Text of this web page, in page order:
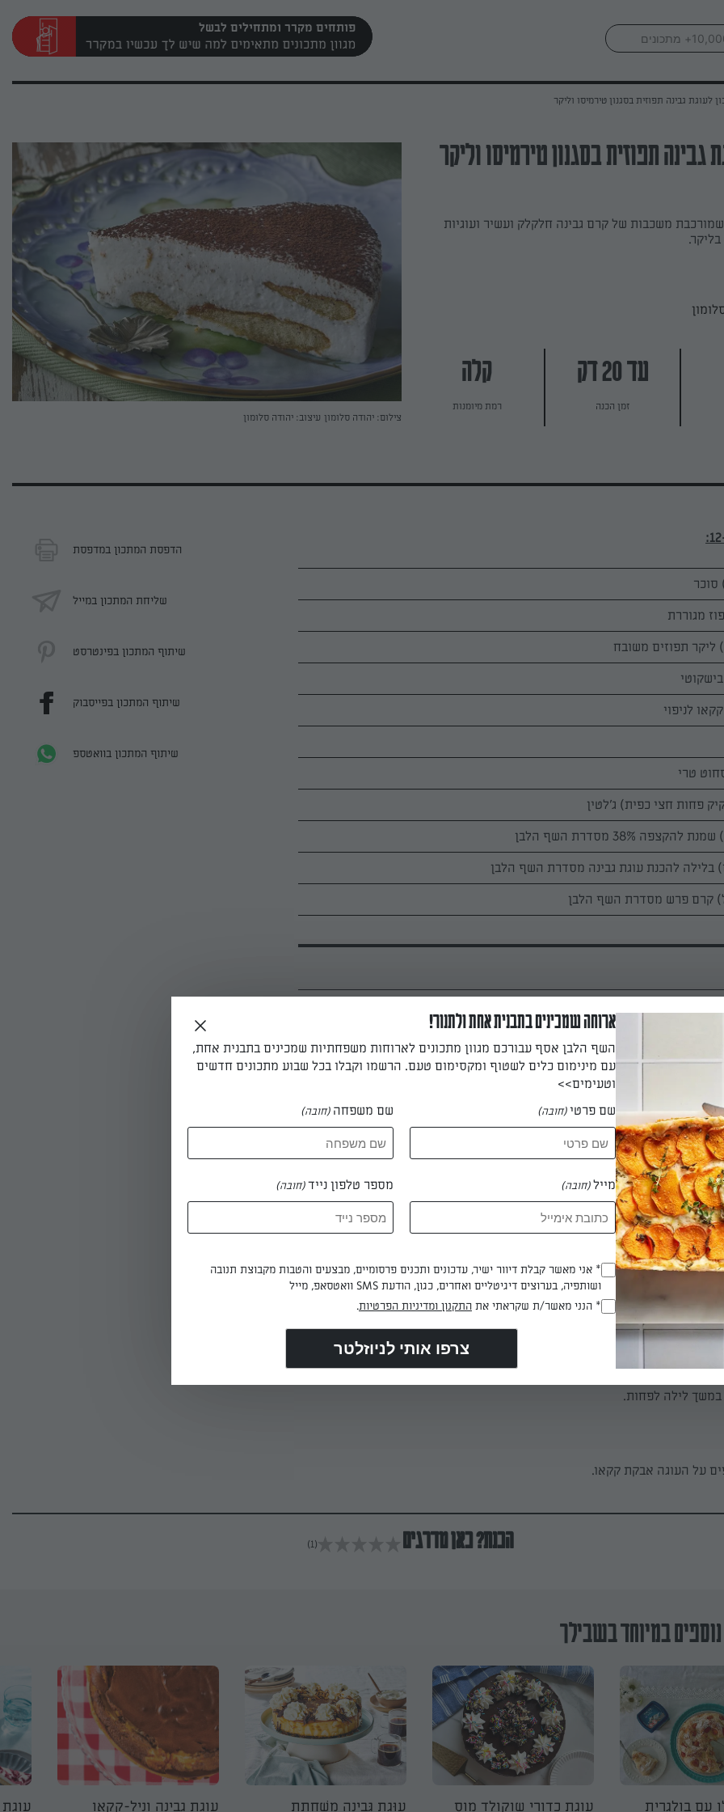
פותחים מקרר ומתחילים לבשל
לעוגת גבינה תפוזית בסגנון טירמיסו וליקר
גבינה תפוזית בסגנון טירמיסו וליקר
משכבות של קרם גבינה חלקלק ועשיר ועוגיות
עד 20 דק
זמן הכנה
קלה
רמת מיומנות
צילום: יהודה סלומון עיצוב: יהודה סלומון
מערבבים את המים עם מיץ הלימון וזורים עליהם את הג'לטין. משהים 10 דקות לריכוך. מקציפים את
דקות
את בלילת הגבינה עם קרם פרש, סוכר וקליפת תפוז עד שהסוכר נמס.
ממסים את הג'לטין במיקרוגל (25-20 שניות), מערבבים היטב עד שכל הגבישים נמסים ומוסיפים
בזרם דק תוך ערבול מתמיד. מקפלים את הקצפת לתוך תערובת הגבינה.
מכינים תבנית עגולה בקוטר 28 ס"מ. יוצקים את הליקר לצלחת. טובלים את הצד המסוכר של חצי
בתערובת - טבילה קצרה - ומסדרים אותם על תחתית התבנית ברווחים שווים
יוצקים חצי מתערובת הגבינה על הבישקוטי. מסדרים שכבה נוספת של
לילה לפחות.
על העוגה אבקת קקאו.
הדפסת המתכון במדפסת
שליחת המתכון במייל
שיתוף המתכון בפינטרסט
שיתוף המתכון בפייסבוק
שיתוף המתכון בוואטספ
הכנת? כאן מדרגים (1)
במיוחד בשבילך
עם בולגרית
עוגת כדורי שוקולד מוס
עוּגַת גְּבִינָה מֻשְׁחֶתֶת עוגת גבינה וניל-קקאו
ארוחה שמכינים בתבנית אחת ולתנור!
השף הלבן אסף עבורכם מגוון מתכונים לארוחות משפחתיות שמכינים בתבנית אחת,
עם מינימום כלים לשטוף ומקסימום טעם. הרשמו וקבלו בכל שבוע מתכונים חדשים
וטעימים>>
שם פרטי(חובה) שם משפחה (חובה)
מייל(חובה) מספר טלפון נייד(חובה)
(חובה)
* אני מאשר קבלת דיוור ישיר, עדכונים ותכנים פרסומיים, מבצעים והטבות מקבוצת תנובה
ושותפיה, בערוצים דיגיטליים ואחרים, כגון, הודעת SMS וואטסאפ, מייל
(חובה)
* הנני מאשר/ת שקראתי את התקנון ומדיניות הפרטיות.